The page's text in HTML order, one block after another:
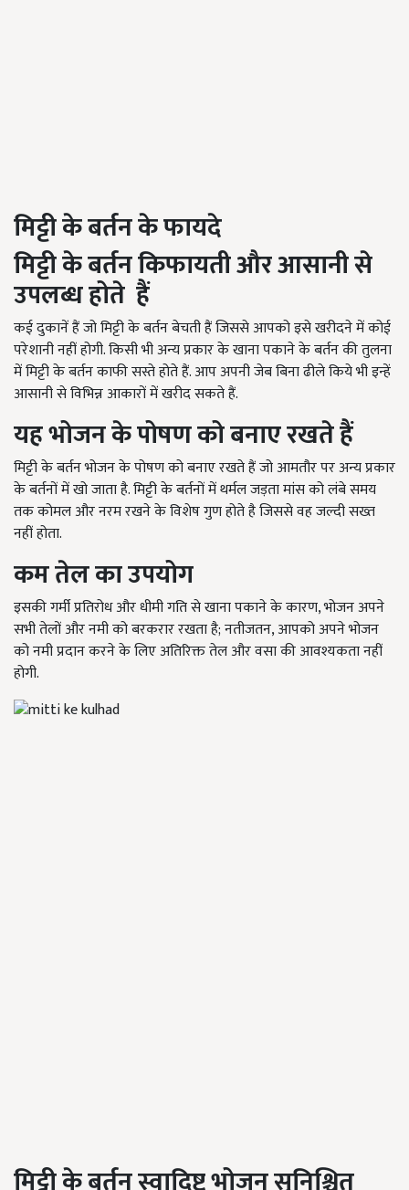
मिट्टी के बर्तन के फायदे
मिट्टी के बर्तन किफायती और आसानी से
उपलब्ध होते हैं
कई दुकानें हैं जो मिट्टी के बर्तन बेचती हैं जिससे आपको इसे खरीदने में कोई
परेशानी नहीं होगी. किसी भी अन्य प्रकार के खाना पकाने के बर्तन की तुलना
में मिट्टी के बर्तन काफी सस्ते होते हैं. आप अपनी जेब बिना ढीले किये भी इन्हें
आसानी से विभिन्न आकारों में खरीद सकते हैं.
यहभोजन के पोषण को बनाए रखते हैं
मिट्टी के बर्तन भोजन के पोषण को बनाए रखते हैं जो आमतौर पर अन्य प्रकार
के बर्तनों में खो जाता है. मिट्टी के बर्तनों में थर्मल जड़ता मांस को लंबे समय
तक कोमल और नरम रखने के विशेष गुण होते है जिससे वह जल्दी सख्त
नहीं होता.
कम तेल का उपयोग
इसकी गर्मी प्रतिरोध और धीमी गति से खाना पकाने के कारण, भोजन अपने
सभी तेलों और नमी को बरकरार रखता है; नतीजतन, आपको अपने भोजन
को नमी प्रदान करने के लिए अतिरिक्त तेल और वसा की आवश्यकता नहीं
होगी.